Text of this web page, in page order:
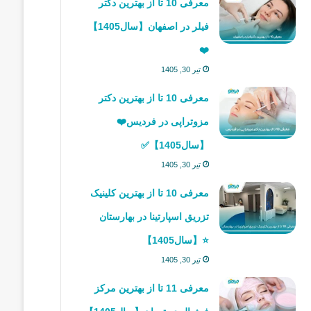
معرفی 10 تا از بهترین دکتر
فیلر در اصفهان【سال1405】
❤️
تیر 30, 1405
معرفی 10 تا از بهترین دکتر
مزوتراپی در فردیس❤️
【سال1405】✅
تیر 30, 1405
معرفی 10 تا از بهترین کلینیک
تزریق اسپارتینا در بهارستان
⭐【سال1405】
تیر 30, 1405
معرفی 11 تا از بهترین مرکز